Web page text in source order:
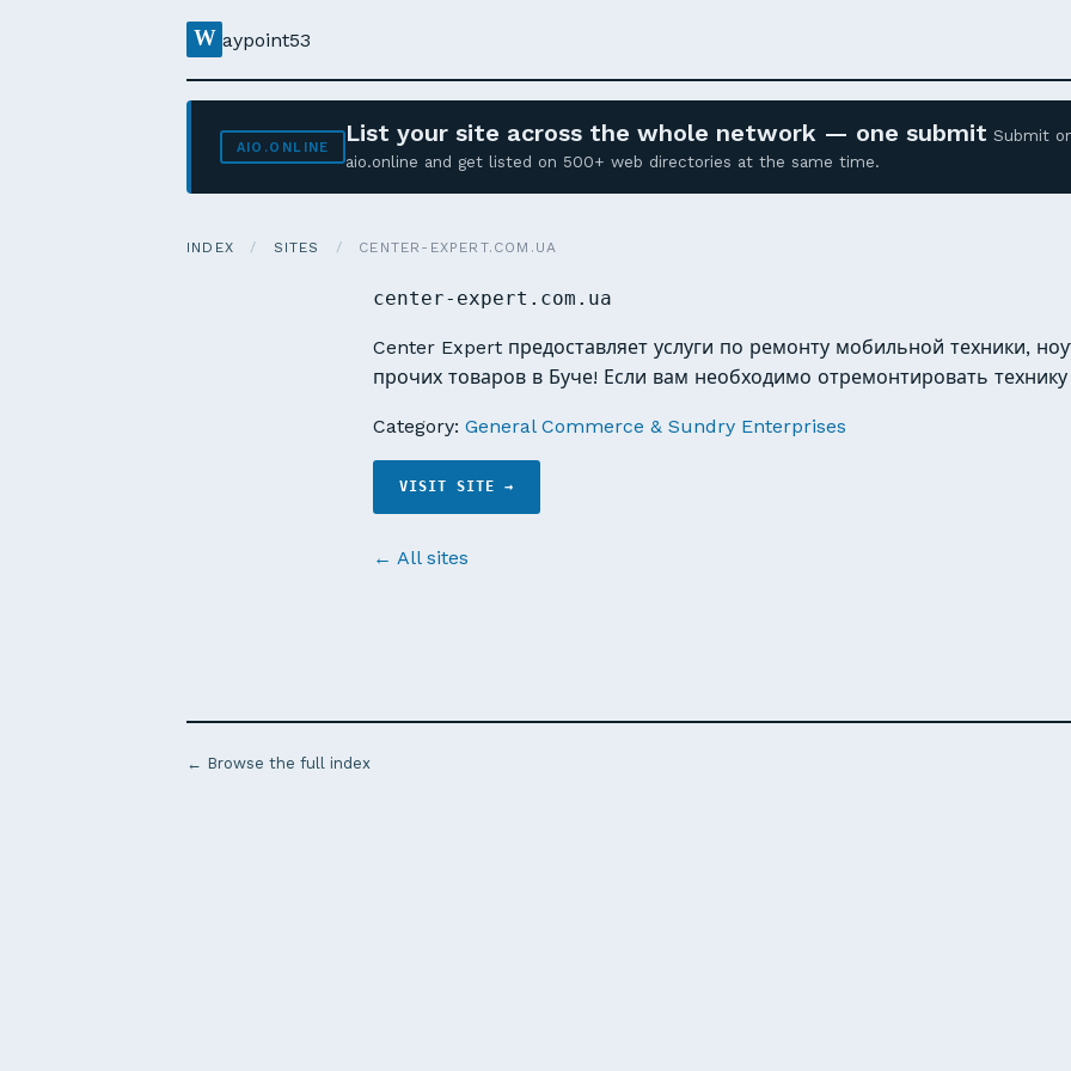
W aypoint53
AIO.ONLINE List your site across the whole network — one submit Submit
aio.online and get listed on 500+ web directories at the same time.
INDEX / SITES / CENTER-EXPERT.COM.UA
center-expert.com.ua
Center Expert предоставляет услуги по ремонту мобильной техники,
прочих товаров в Буче! Если вам необходимо отремонтировать
Category: General Commerce & Sundry Enterprises
VISIT SITE →
← All sites
← Browse the full index